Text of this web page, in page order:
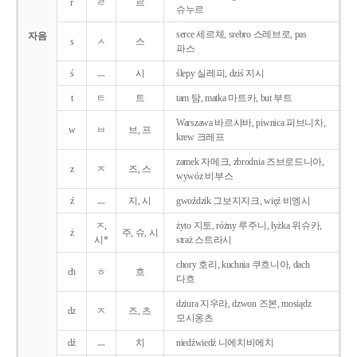
자음
r ㄹ 르
슈누르
s ㅅ 스
serce 세르체, srebro 스레브로, pas
파스
ś ㅡ 시 ślepy 실레피, dziś 지시
t ㅌ 트 tam 탐, matka 마트카, but 부트
w ㅂ 브, 프
Warszawa 바르샤바, piwnica 피브니차,
krew 크레프
z ㅈ 즈, 스
zamek 자메크, zbrodnia 즈브로드니아,
wywóz 비부스
ź ㅡ 지, 시 gwoździk 그보지지크, więź 비엥시
ż
ㅈ,
시*
주, 슈, 시
żyto 지토, różny 루주니, łyżka 위슈카,
straż 스트라시
ch ㅎ 흐
chory 호리, kuchnia 쿠흐니아, dach
다흐
dz ㅈ 즈, 츠
dziura 지우라, dzwon 즈본, mosiądz
모시옹츠
dź ㅡ 치 niedźwiedź 니에치비에치